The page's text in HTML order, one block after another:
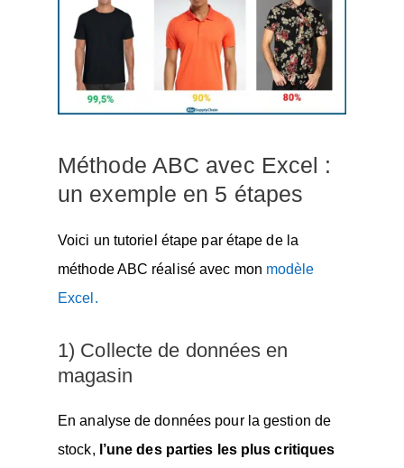
Méthode ABC avec Excel :
un exemple en 5 étapes
Voici un tutoriel étape par étape de la
méthode ABC réalisé avec mon modèle
Excel.
1) Collecte de données en
magasin
En analyse de données pour la gestion de
stock, l’une des parties les plus critiques